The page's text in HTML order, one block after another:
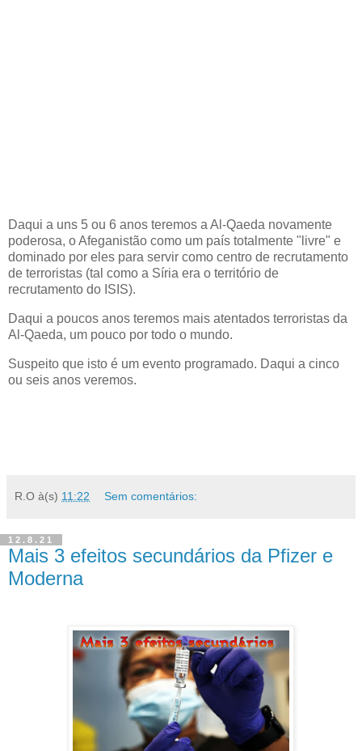
Daqui a uns 5 ou 6 anos teremos a Al-Qaeda novamente
poderosa, o Afeganistão como um país totalmente "livre" e
dominado por eles para servir como centro de recrutamento
de terroristas (tal como a Síria era o território de
recrutamento do ISIS).
Daqui a poucos anos teremos mais atentados terroristas da
Al-Qaeda, um pouco por todo o mundo.
Suspeito que isto é um evento programado. Daqui a cinco
ou seis anos veremos.
R.O à(s) 11:22 Sem comentários:
12.8.21
Mais 3 efeitos secundários da Pfizer e
Moderna